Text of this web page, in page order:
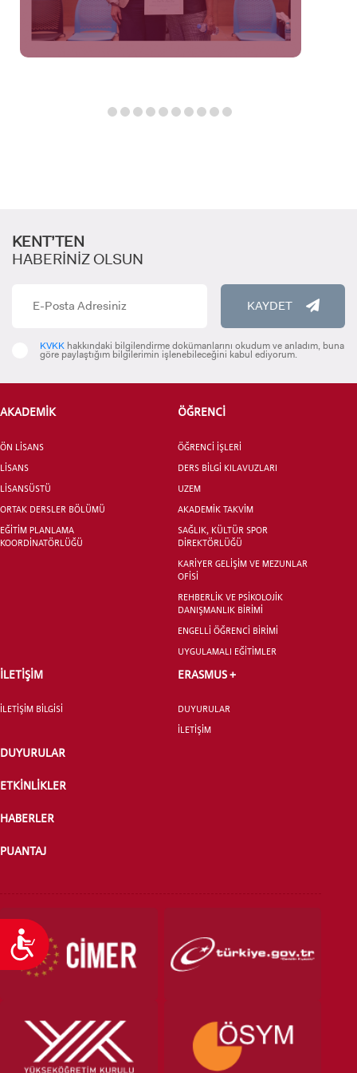
Ulaşılabilirlik
ADAY ÖĞRENCİ
INTERNATIONAL
LİSANSÜSTÜ EĞİTİM ENSTİTÜSÜ
ADAYLARI
YATAY GEÇİŞ
KENT’TEN
HABERİNİZ OLSUN
KAYDET
KVKK hakkındaki bilgilendirme dokümanlarını okudum ve anladım, buna
göre paylaştığım bilgilerimin işlenebileceğini kabul ediyorum.
AKADEMİK
ÖN LİSANS
LİSANS
LİSANSÜSTÜ
ORTAK DERSLER BÖLÜMÜ
EĞİTİM PLANLAMA
KOORDİNATÖRLÜĞÜ
ÖĞRENCİ
ÖĞRENCİ İŞLERİ
DERS BİLGİ KILAVUZLARI
UZEM
AKADEMİK TAKVİM
SAĞLIK, KÜLTÜR SPOR
DİREKTÖRLÜĞÜ
KARİYER GELİŞİM VE MEZUNLAR
OFİSİ
REHBERLİK VE PSİKOLOJİK
DANIŞMANLIK BİRİMİ
ENGELLİ ÖĞRENCİ BİRİMİ
UYGULAMALI EĞİTİMLER
İLETİŞİM
İLETİŞİM BİLGİSİ
ERASMUS +
DUYURULAR
İLETİŞİM
DUYURULAR
ETKİNLİKLER
HABERLER
PUANTAJ